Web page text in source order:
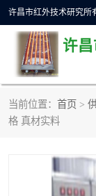
许
当前位置： 首页 >
格 真材实料
红外加热设备
红外辐射涂料
红外辐射加热